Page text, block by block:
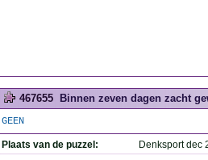
467655 Binnen zeven dagen zacht
GEEN
Plaats van de puzzel:
Denksport dec